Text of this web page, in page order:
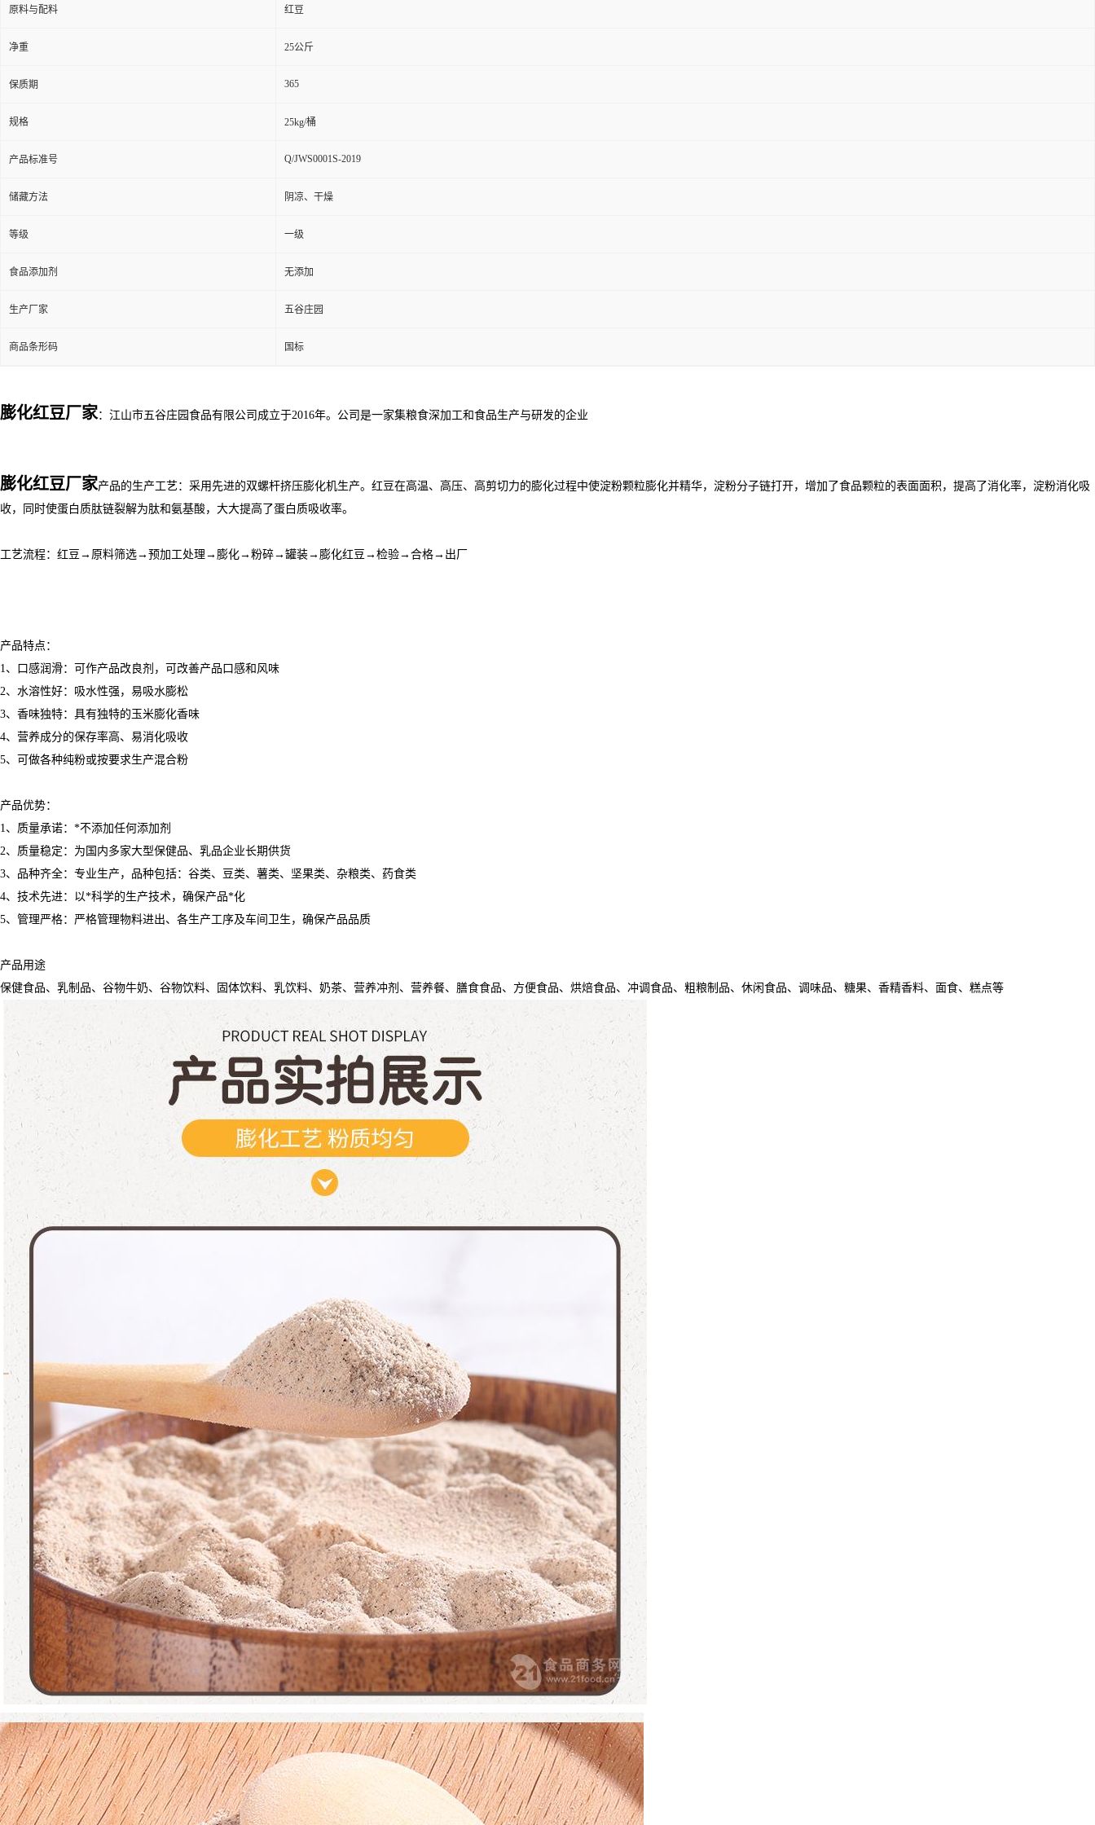
原料与配料 红豆
净重 25公斤
保质期 365
规格 25kg/桶
产品标准号 Q/JWS0001S-2019
储藏方法 阴凉、干燥
等级 一级
食品添加剂 无添加
生产厂家 五谷庄园
商品条形码 国标
膨化红豆厂家：江山市五谷庄园食品有限公司成立于2016年。公司是一家集粮食深加工和食品生产与研发的企业
膨化红豆厂家产品的生产工艺：采用先进的双螺杆挤压膨化机生产。红豆在高温、高压、高剪切力的膨化过程中使淀粉颗粒膨化并精华，淀粉分子链打开，增加了食品颗粒的表面面积，提高了消化率，淀粉消化吸
收，同时使蛋白质肽链裂解为肽和氨基酸，大大提高了蛋白质吸收率。
工艺流程：红豆→原料筛选→预加工处理→膨化→粉碎→罐装→膨化红豆→检验→合格→出厂
产品特点：
1、口感润滑：可作产品改良剂，可改善产品口感和风味
2、水溶性好：吸水性强，易吸水膨松
3、香味独特：具有独特的玉米膨化香味
4、营养成分的保存率高、易消化吸收
5、可做各种纯粉或按要求生产混合粉
产品优势：
1、质量承诺：*不添加任何添加剂
2、质量稳定：为国内多家大型保健品、乳品企业长期供货
3、品种齐全：专业生产，品种包括：谷类、豆类、薯类、坚果类、杂粮类、药食类
4、技术先进：以*科学的生产技术，确保产品*化
5、管理严格：严格管理物料进出、各生产工序及车间卫生，确保产品品质
产品用途
保健食品、乳制品、谷物牛奶、谷物饮料、固体饮料、乳饮料、奶茶、营养冲剂、营养餐、膳食食品、方便食品、烘焙食品、冲调食品、粗粮制品、休闲食品、调味品、糖果、香精香料、面食、糕点等